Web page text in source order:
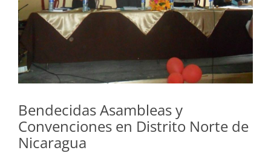
Bendecidas Asambleas y
Convenciones en Distrito Norte de
Nicaragua